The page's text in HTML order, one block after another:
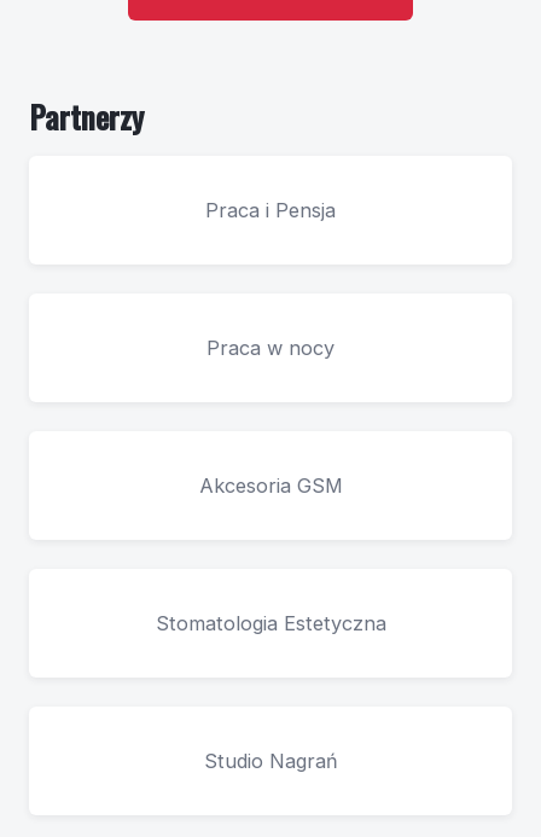
Partnerzy
Praca i Pensja
Praca w nocy
Akcesoria GSM
Stomatologia Estetyczna
Studio Nagrań